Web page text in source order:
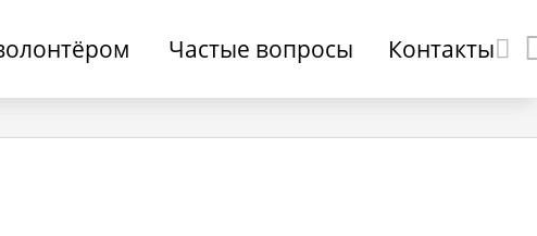
Частые вопросы Контакты